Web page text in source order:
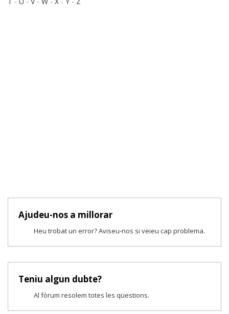
Ajudeu-nos a millorar
Heu trobat un error? Aviseu-nos si veieu cap problema.
Teniu algun dubte?
Al fòrum resolem totes les qüestions.